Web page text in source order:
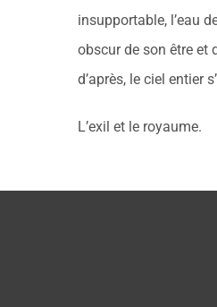
insupportable, l’eau
obscur de son être et
d’après, le ciel entier
L’exil et le royaume.